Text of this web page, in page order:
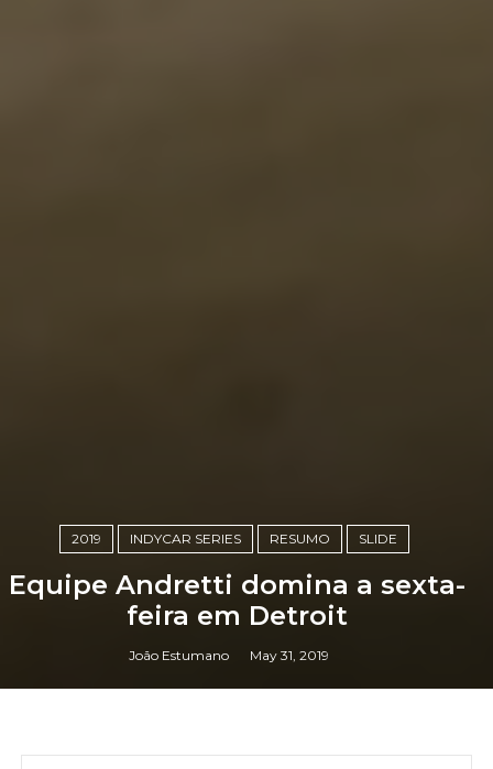
2019 INDYCAR SERIES RESUMO SLIDE
Equipe Andretti domina a sexta-
feira em Detroit
João Estumano May 31, 2019